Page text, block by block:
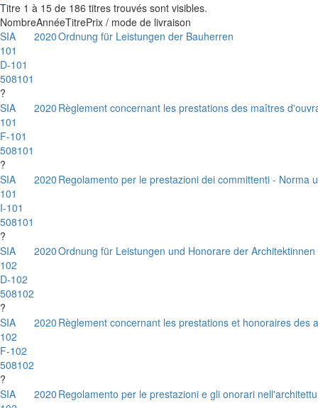
Titre 1 à 15 de 186 titres trouvés sont visibles.
NombreAnnéeTitrePrix / mode de livraison
SIA
101
D-101
508101
?
2020Ordnung für Leistungen der Bauherren
SIA
101
F-101
508101
?
2020 Règlement concernant les prestations des maîtres
SIA
101
I-101
508101
?
2020 Regolamento per le prestazioni dei committenti - Norma
SIA
102
D-102
508102
?
2020Ordnung für Leistungen und Honorare der
SIA
102
F-102
508102
?
2020 Règlement concernant les prestations et honoraires des
SIA
2020 Regolamento per le prestazioni e gli onorari